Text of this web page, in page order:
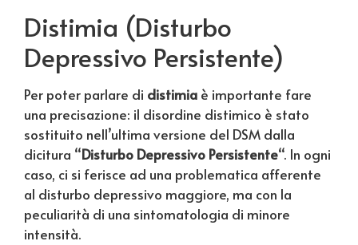
Distimia (Disturbo
Depressivo Persistente)
Per poter parlare di distimia è importante fare
una precisazione: il disordine distimico è stato
sostituito nell’ultima versione del DSM dalla
dicitura “Disturbo Depressivo Persistente“. In ogni
caso, ci si ferisce ad una problematica afferente
al disturbo depressivo maggiore, ma con la
peculiarità di una sintomatologia di minore
intensità.